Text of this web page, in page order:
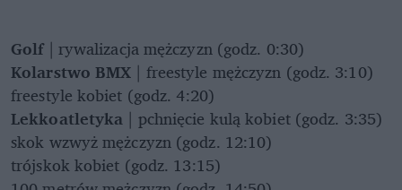
Golf| rywalizacja mężczyzn (godz. 0:30)
Kolarstwo BMX | freestyle mężczyzn (godz. 3:10)
freestyle kobiet (godz. 4:20)
Lekkoatletyka | pchnięcie kulą kobiet (godz. 3:35)
skok wzwyż mężczyzn (godz. 12:10)
trójskok kobiet (godz. 13:15)